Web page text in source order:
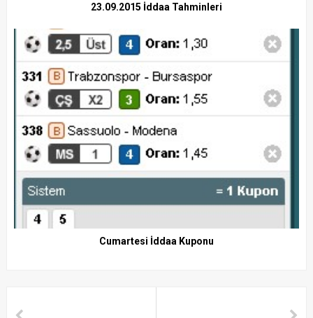
23.09.2015 İddaa Tahminleri
Cumartesi İddaa Kuponu